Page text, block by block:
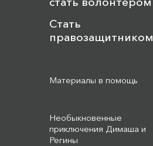
Стать
правозащитником
Материалы в помощь
Необыкновенные
приключения Димаша и
Регины